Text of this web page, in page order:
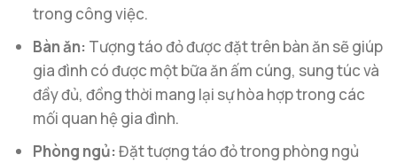
trong công việc.
Bàn ăn: Tượng táo đỏ được đặt trên bàn ăn sẽ giúp
gia đình có được một bữa ăn ấm cúng, sung túc và
đầy đủ, đồng thời mang lại sự hòa hợp trong các
mối quan hệ gia đình.
Phòng ngủ:Đặt tượng táo đỏ trong phòng ngủ